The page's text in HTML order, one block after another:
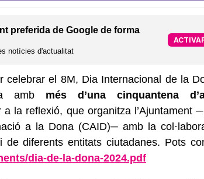
preferida de Google de forma
notícies d'actualitat
celebrar el 8M, Dia Internacional de la
amb més d’una cinquantena
a la reflexió, que organitza l’Ajuntament
a la Dona (CAID)─ amb la
diferents entitats ciutadanes. Pots
dia-de-la-dona-2024.pdf